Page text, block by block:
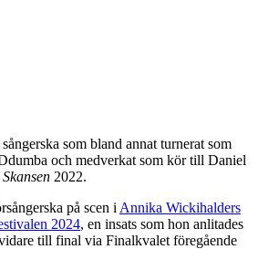
som bland annat turnerat som
och medverkat som kör till Daniel
2022.
på scen i Annika Wickihalders
2024, en insats som hon anlitades
till final via Finalkvalet föregående